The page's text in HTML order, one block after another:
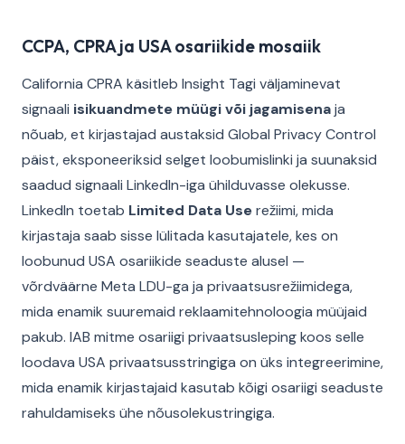
CCPA, CPRA ja USA osariikide mosaiik
California CPRA käsitleb Insight Tagi väljaminevat
signaali isikuandmete müügi või jagamisenaja
nõuab, et kirjastajad austaksid Global Privacy Control
päist, eksponeeriksid selget loobumislinki ja suunaksid
saadud signaali LinkedIn-iga ühilduvasse olekusse.
LinkedIn toetab Limited Data Userežiimi, mida
kirjastaja saab sisse lülitada kasutajatele, kes on
loobunud USA osariikide seaduste alusel —
võrdväärne Meta LDU-ga ja privaatsusrežiimidega,
mida enamik suuremaid reklaamitehnoloogia müüjaid
pakub. IAB mitme osariigi privaatsusleping koos selle
loodava USA privaatsusstringiga on üks integreerimine,
mida enamik kirjastajaid kasutab kõigi osariigi seaduste
rahuldamiseks ühe nõusolekustringiga.